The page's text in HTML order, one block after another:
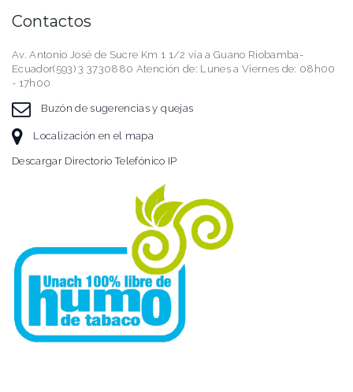
Contactos
Av. Antonio José de Sucre Km 1 1/2 vía a Guano Riobamba-
Ecuador(593) 3 3730880 Atención de: Lunes a Viernes de: 08h00
- 17h00
Buzón de sugerencias y quejas
Localización en el mapa
Descargar Directorio Telefónico IP